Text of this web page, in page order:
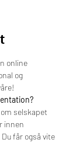
online
og
selskapet
innen
får også vite